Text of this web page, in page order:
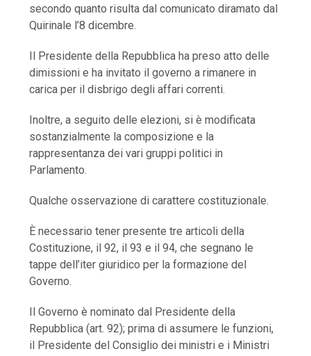
secondo quanto risulta dal comunicato diramato dal
Quirinale l’8 dicembre.
Il Presidente della Repubblica ha preso atto delle
dimissioni e ha invitato il governo a rimanere in
carica per il disbrigo degli affari correnti.
Inoltre, a seguito delle elezioni, si è modificata
sostanzialmente la composizione e la
rappresentanza dei vari gruppi politici in
Parlamento.
Qualche osservazione di carattere costituzionale.
È necessario tener presente tre articoli della
Costituzione, il 92, il 93 e il 94, che segnano le
tappe dell’iter giuridico per la formazione del
Governo.
Il Governo è nominato dal Presidente della
Repubblica (art. 92); prima di assumere le funzioni,
il Presidente del Consiglio dei ministri e i Ministri